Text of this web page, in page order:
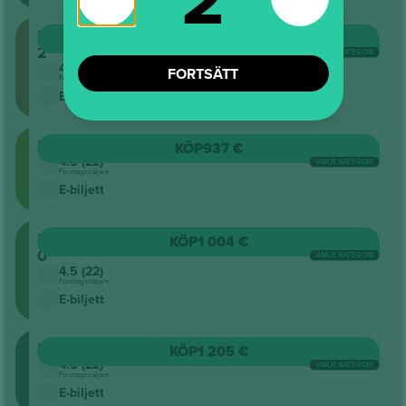
Planta
2
4.5 (22)
Företagssäljare
E-biljett
VARJE KATEGORI
Pista
4.5 (22)
Företagssäljare
E-biljett
KÖP937 €
VARJE KATEGORI
Planta
0
4.5 (22)
Företagssäljare
E-biljett
KÖP1 004 €
VARJE KATEGORI
Extensibles
4.5 (22)
Företagssäljare
E-biljett
KÖP1 205 €
VARJE KATEGORI
FORTSÄTT